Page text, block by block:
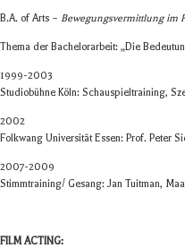
B.A. of Arts – Bewe­gungs­ver­mitt­lung im
Thema der Bache­l­or­ar­beit: „Die
1999-2003
Stu­dio­bühne Köln: Schau­spiel­trai­ning,
2002
Folk­wang Uni­ver­si­tät Essen: Prof. Peter
2007-2009
Stimmtraining/ Gesang: Jan Tuit­man,
FILM ACTING: